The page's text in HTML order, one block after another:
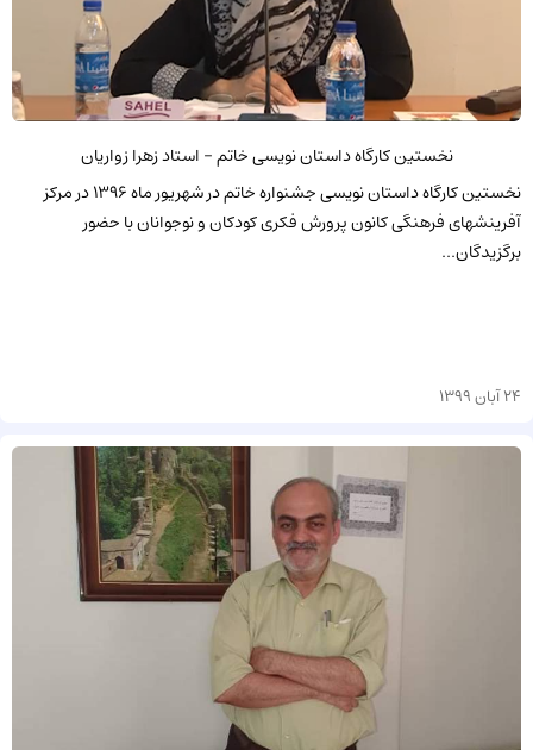
نخستین کارگاه داستان نویسی خاتم - استاد زهرا زواریان
نخستین کارگاه داستان نویسی جشنواره خاتم در شهریور ماه 1396 در مرکز
آفرینشهای فرهنگی کانون پرورش فکری کودکان و نوجوانان با حضور
برگزیدگان...
24 آبان 1399